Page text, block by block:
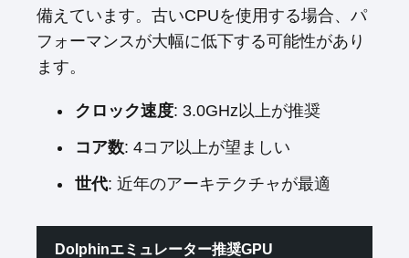
備えています。古いCPUを使用する場合、パ
フォーマンスが大幅に低下する可能性があり
ます。
クロック速度: 3.0GHz以上が推奨
コア数: 4コア以上が望ましい
世代: 近年のアーキテクチャが最適
Dolphinエミュレーター推奨GPU